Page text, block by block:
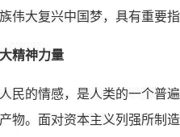
伟大复兴中国梦，具有重要指
精神力量
民的情感，是人类的一个普
物。面对资本主义列强所制